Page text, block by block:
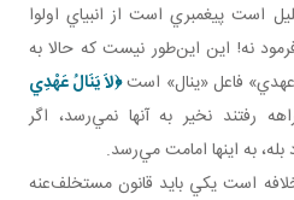
است پيغمبري است از انبياي اولوا
نه! اين اين‌طور نيست که حالا به
فاعل «ينال» است﴿لاَ يَنَالُ عَهْدِي
رفتند نخير به آنها نمي‌رسد، اگر
به اينها امامت مي‌رسد.
است يکي بايد قانون مستخلف‌عنه